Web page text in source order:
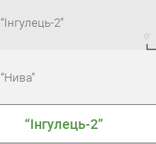
“Інгулець-2”
“Нива”
“Інгулець-2”